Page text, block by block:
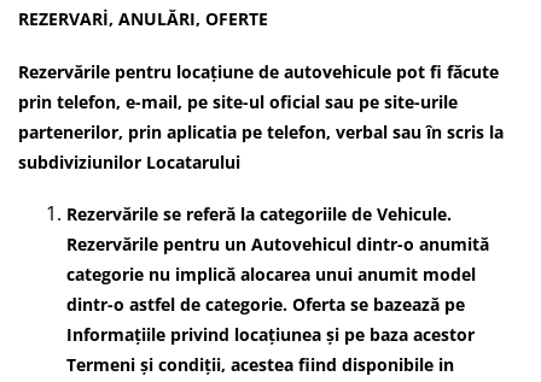
REZERVARİ, ANULĂRI, OFERTE
Rezervările pentru locațiune de autovehicule pot fi făcute
prin telefon, e-mail, pe site-ul oficial sau pe site-urile
partenerilor, prin aplicatia pe telefon, verbal sau în scris la
subdiviziunilor Locatarului
Rezervările se referă la categoriile de Vehicule.
Rezervările pentru un Autovehicul dintr-o anumită
categorie nu implică alocarea unui anumit model
dintr-o astfel de categorie. Oferta se bazează pe
Informațiile privind locațiunea și pe baza acestor
Termeni și condiții, acestea fiind disponibile in